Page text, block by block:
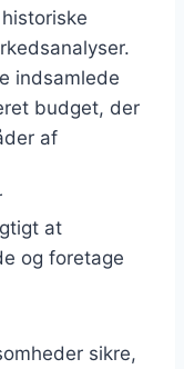
indsamlede
budget, der
af
at
og foretage
sikre,